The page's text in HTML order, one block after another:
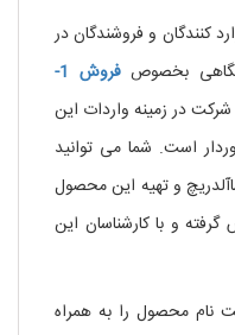
کنندگان و فروشندگان در
بخصوص
فروش 1-
در زمینه واردات این
است. شما می توانید
و تهیه این محصول
و با کارشناسان این
نام محصول را به همراه